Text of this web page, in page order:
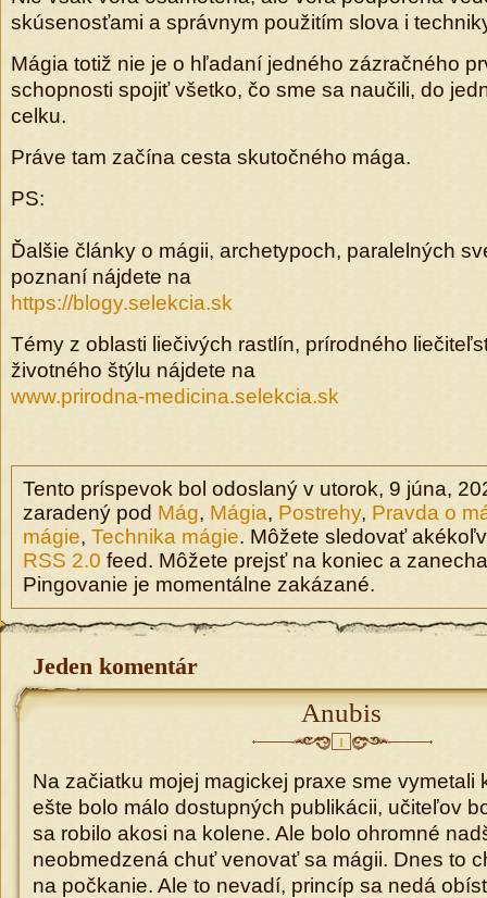
skúsenosťami a správnym použitím slova i
Mágia totiž nie je o hľadaní jedného zázračného
schopnosti spojiť všetko, čo sme sa naučili, do
celku.
Práve tam začína cesta skutočného mága.
PS:
Ďalšie články o mágii, archetypoch, paralelných
poznaní nájdete na
https://blogy.selekcia.sk
Témy z oblasti liečivých rastlín, prírodného
životného štýlu nájdete na
www.prirodna-medicina.selekcia.sk
Tento príspevok bol odoslaný v utorok, 9 júna,
zaradený pod Mág, Mágia, Postrehy, Pravda o
mágie, Technika mágie. Môžete sledovať
RSS 2.0 feed. Môžete prejsť na koniec a
Pingovanie je momentálne zakázané.
Jeden komentár
Anubis
1
Na začiatku mojej magickej praxe sme vymetali
ešte bolo málo dostupných publikácii, učiteľov
sa robilo akosi na kolene. Ale bolo ohromné
neobmedzená chuť venovať sa mágii. Dnes to
na počkanie. Ale to nevadí, princíp sa nedá